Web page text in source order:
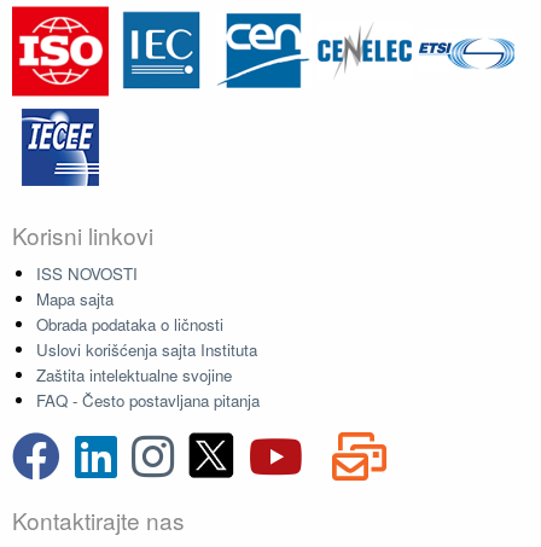
Korisni linkovi
ISS NOVOSTI
Mapa sajta
Obrada podataka o ličnosti
Uslovi korišćenja sajta Instituta
Zaštita intelektualne svojine
FAQ - Često postavljana pitanja
Kontaktirajte nas